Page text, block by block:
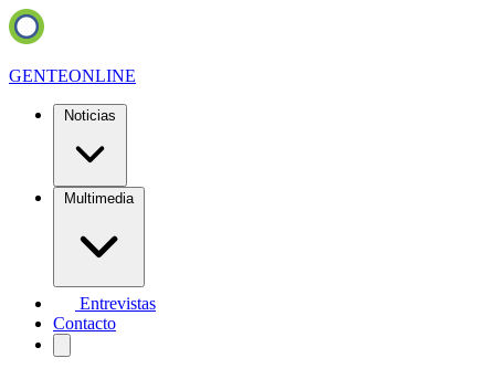
GENTEONLINE
Noticias
Multimedia
Entrevistas
Contacto